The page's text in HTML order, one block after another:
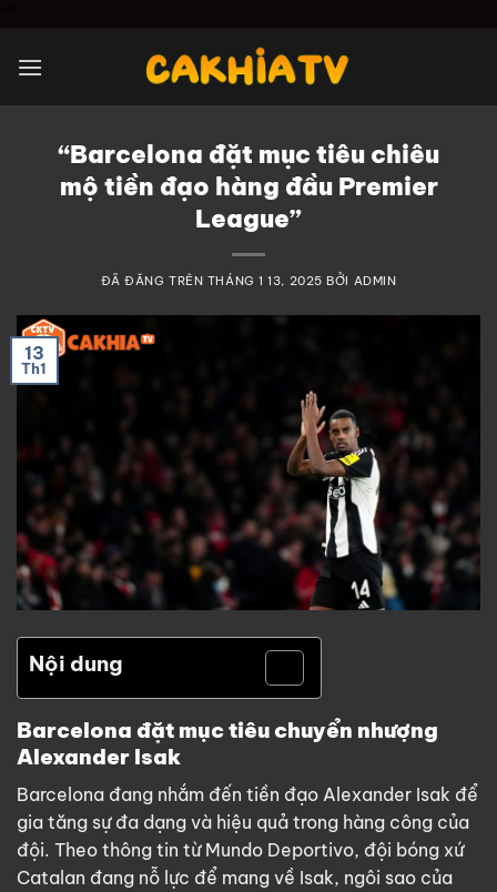
nội
“Barcelona đặt mục tiêu chiêu
mộ tiền đạo hàng đầu Premier
League”
ĐÃ ĐĂNG TRÊN THÁNG 1 13, 2025 BỞI ADMIN
13
Th1
Nội dung
Barcelona đặt mục tiêu chuyển nhượng
Alexander Isak
Barcelona đang nhắm đến tiền đạo Alexander Isak để
gia tăng sự đa dạng và hiệu quả trong hàng công của
đội. Theo thông tin từ Mundo Deportivo, đội bóng xứ
Catalan đang nỗ lực để mang về Isak, ngôi sao của